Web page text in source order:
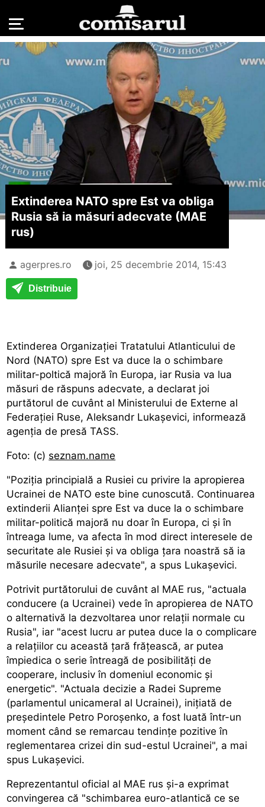
Extinderea NATO spre Est va obliga
Rusia să ia măsuri adecvate (MAE
rus)
agerpres.ro joi, 25 decembrie 2014, 15:43
Distribuie
Extinderea Organizației Tratatului Atlanticului de
Nord (NATO) spre Est va duce la o schimbare
militar-poltică majoră în Europa, iar Rusia va lua
măsuri de răspuns adecvate, a declarat joi
purtătorul de cuvânt al Ministerului de Externe al
Federației Ruse, Aleksandr Lukașevici, informează
agenția de presă TASS.
Foto: (c) seznam.name
"Poziția principială a Rusiei cu privire la apropierea
Ucrainei de NATO este bine cunoscută. Continuarea
extinderii Alianței spre Est va duce la o schimbare
militar-politică majoră nu doar în Europa, ci și în
întreaga lume, va afecta în mod direct interesele de
securitate ale Rusiei și va obliga țara noastră să ia
măsurile necesare adecvate", a spus Lukașevici.
Potrivit purtătorului de cuvânt al MAE rus, "actuala
conducere (a Ucrainei) vede în apropierea de NATO
o alternativă la dezvoltarea unor relații normale cu
Rusia", iar "acest lucru ar putea duce la o complicare
a relațiilor cu această țară frățească, ar putea
împiedica o serie întreagă de posibilități de
cooperare, inclusiv în domeniul economic și
energetic". "Actuala decizie a Radei Supreme
(parlamentul unicameral al Ucrainei), inițiată de
președintele Petro Poroșenko, a fost luată într-un
moment când se remarcau tendințe pozitive în
reglementarea crizei din sud-estul Ucrainei", a mai
spus Lukașevici.
Reprezentantul oficial al MAE rus și-a exprimat
convingerea că "schimbarea euro-atlantică ce se